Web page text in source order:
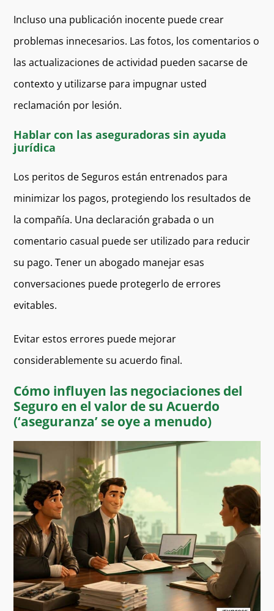
Incluso una publicación inocente puede crear
problemas innecesarios. Las fotos, los comentarios o
las actualizaciones de actividad pueden sacarse de
contexto y utilizarse para impugnar usted
reclamación por lesión.
Hablar con las aseguradoras sin ayuda
jurídica
Los peritos de Seguros están entrenados para
minimizar los pagos, protegiendo los resultados de
la compañía. Una declaración grabada o un
comentario casual puede ser utilizado para reducir
su pago. Tener un abogado manejar esas
conversaciones puede protegerlo de errores
evitables.
Evitar estos errores puede mejorar
considerablemente su acuerdo final.
Cómo influyen las negociaciones del
Seguro en el valor de su Acuerdo
(‘aseguranza’ se oye a menudo)